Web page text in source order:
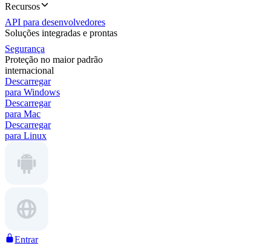
Recursos
API para desenvolvedores
Soluções integradas e prontas
Segurança
Proteção no maior padrão
internacional
Descarregar
para Windows
Descarregar
para Mac
Descarregar
para Linux
Entrar